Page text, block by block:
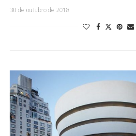
30 de outubro de 2018